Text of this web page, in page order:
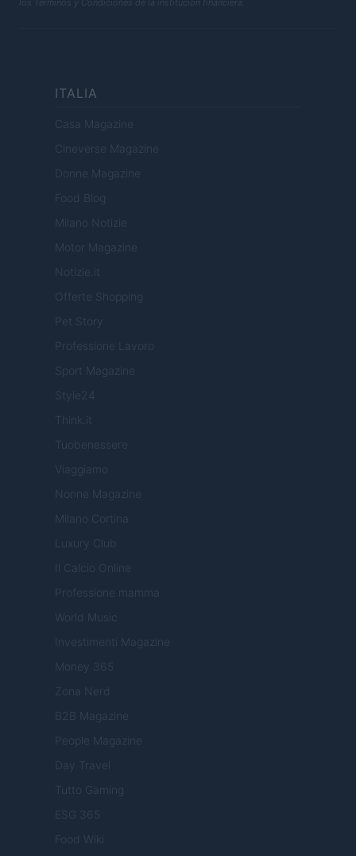
los Términos y Condiciones de la institución financiera.
ITALIA
Casa Magazine
Cineverse Magazine
Donne Magazine
Food Blog
Milano Notizie
Motor Magazine
Notizie.it
Offerte Shopping
Pet Story
Professione Lavoro
Sport Magazine
Style24
Think.it
Tuobenessere
Viaggiamo
Nonne Magazine
Milano Cortina
Luxury Club
Il Calcio Online
Professione mamma
World Music
Investimenti Magazine
Money 365
Zona Nerd
B2B Magazine
People Magazine
Day Travel
Tutto Gaming
ESG 365
Food Wiki